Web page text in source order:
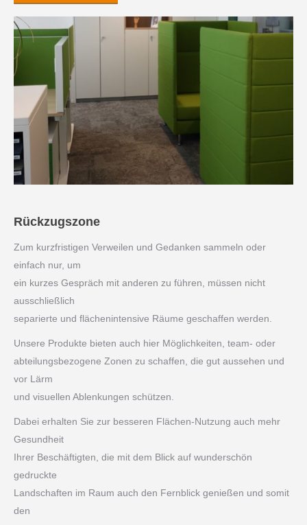
Rückzugszone
Zum kurzfristigen Verweilen und Gedanken sammeln oder
einfach nur, um
ein kurzes Gespräch mit anderen zu führen, müssen nicht
ausschließlich
separierte und flächenintensive Räume geschaffen werden.
Unsere Produkte bieten auch hier Möglichkeiten, team- oder
abteilungsbezogene Zonen zu schaffen, die gut aussehen und
vor Lärm
und visuellen Ablenkungen schützen.
Dabei erhalten Sie zur besseren Flächen-Nutzung auch mehr
Gesundheit
Ihrer Beschäftigten, die mit dem Blick auf wunderschön
gedruckte
Landschaften im Raum auch den Fernblick genießen und somit
den